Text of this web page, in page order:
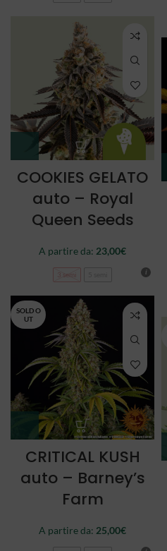
COOKIES GELATO
auto – Royal
Queen Seeds
A partire da: 23,00€
3 semi
SOLD O
UT
CRITICAL KUSH
auto – Barney’s
Farm
A partire da: 25,00€